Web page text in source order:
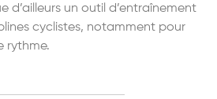
d’ailleurs un outil d’entraînement
cyclistes, notamment pour
rythme.